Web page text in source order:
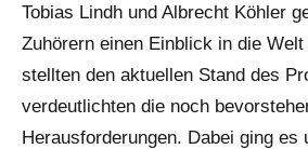
Tobias Lindh und Albrecht Köhler
Zuhörern einen Einblick in die
stellten den aktuellen Stand des
verdeutlichten die noch
Herausforderungen. Dabei ging es